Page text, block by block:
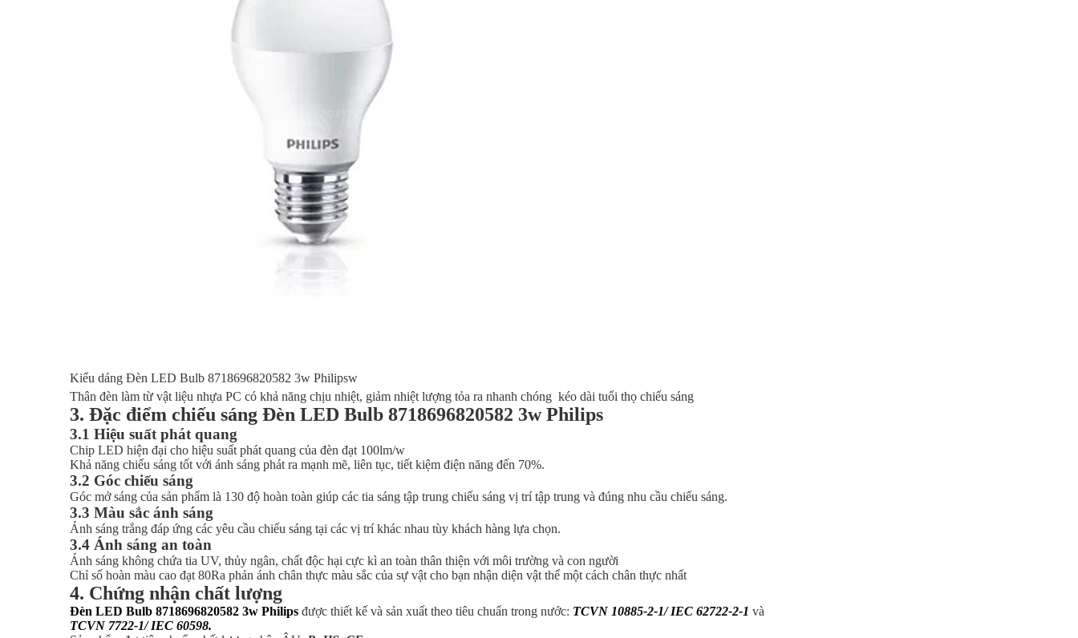
Kiểu dáng Đèn LED Bulb 8718696820582 3w Philipsw
Thân đèn làm từ vật liệu nhựa PC có khả năng chịu nhiệt, giảm nhiệt lượng tỏa ra nhanh chóng kéo dài tuổi thọ chiếu sáng
3. Đặc điểm chiếu sáng Đèn LED Bulb 8718696820582 3w Philips
3.1 Hiệu suất phát quang
Chip LED hiện đại cho hiệu suất phát quang của đèn đạt 100lm/w
Khả năng chiếu sáng tốt với ánh sáng phát ra mạnh mẽ, liên tục, tiết kiệm điện năng đến 70%.
3.2 Góc chiếu sáng
Góc mở sáng của sản phẩm là 130 độ hoàn toàn giúp các tia sáng tập trung chiếu sáng vị trí tập trung và đúng nhu cầu chiếu sáng.
3.3 Màu sắc ánh sáng
Ánh sáng trắng đáp ứng các yêu cầu chiếu sáng tại các vị trí khác nhau tùy khách hàng lựa chọn.
3.4 Ánh sáng an toàn
Ánh sáng không chứa tia UV, thủy ngân, chất độc hại cực kì an toàn thân thiện với môi trường và con người
Chỉ số hoàn màu cao đạt 80Ra phản ánh chân thực màu sắc của sự vật cho bạn nhận diện vật thể một cách chân thực nhất
4. Chứng nhận chất lượng
Đèn LED Bulb 8718696820582 3w Philips được thiết kế và sản xuất theo tiêu chuẩn trong nước: TCVN 10885-2-1/ IEC 62722-2-1 và
TCVN 7722-1/ IEC 60598.